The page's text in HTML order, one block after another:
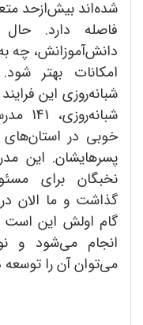
شده‌اند بیش‌ازحد
فاصله دارد.
دانش‌آموزانش، چه
امکانات بهتر
شبانه‌روزی این
خوبی در
پسرهایشان. این
نخبگان برای
گذاشت و ما الان
گام اولش این
انجام می‌شود و
می‌توان آن را توسعه